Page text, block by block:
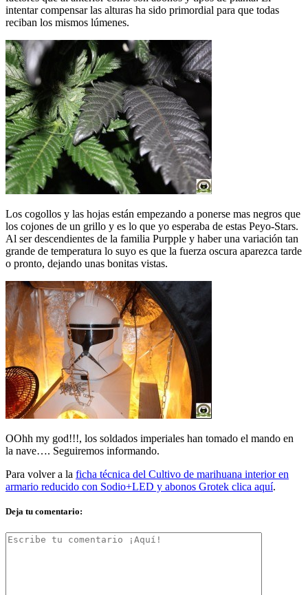
intentar compensar las alturas ha sido primordial para que todas
reciban los mismos lúmenes.
Los cogollos y las hojas están empezando a ponerse mas negros que
los cojones de un grillo y es lo que yo esperaba de estas Peyo-Stars.
Al ser descendientes de la familia Purpple y haber una variación tan
grande de temperatura lo suyo es que la fuerza oscura aparezca tarde
o pronto, dejando unas bonitas vistas.
OOhh my god!!!, los soldados imperiales han tomado el mando en
la nave…. Seguiremos informando.
Para volver a la ficha técnica del Cultivo de marihuana interior en
armario reducido con Sodio+LED y abonos Grotek clica aquí.
Deja tu comentario: